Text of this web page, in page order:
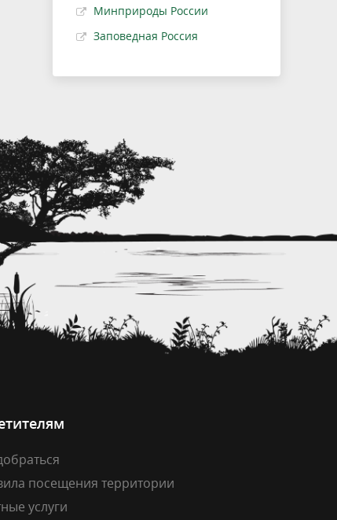
Минприроды России
Заповедная Россия
посещения территории
услуги